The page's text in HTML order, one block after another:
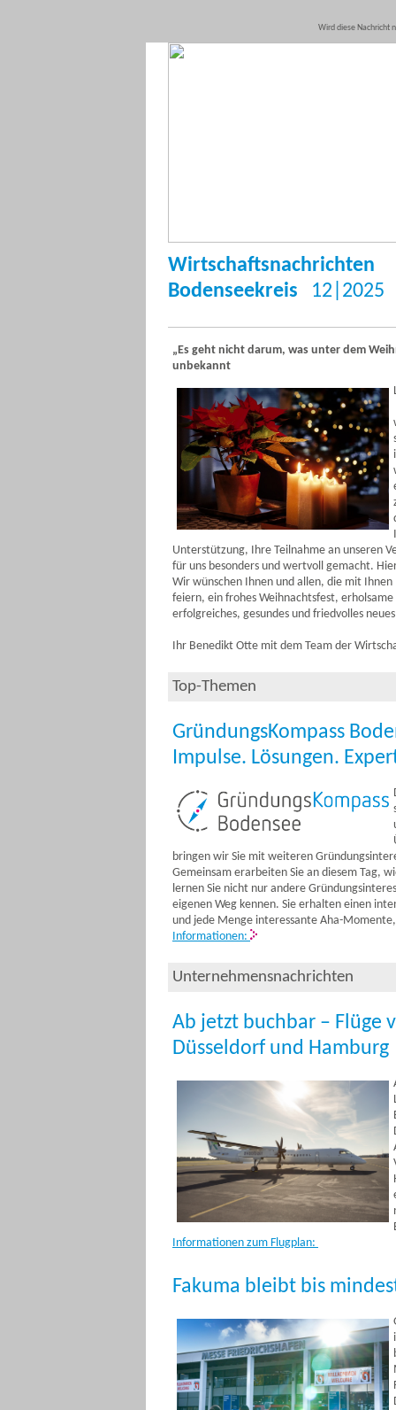
Wird diese Nachricht
Wirtschaftsnachrichten
Bodenseekreis 12|2025
„Es geht nicht darum, was unter dem
unbekannt
Unterstützung, Ihre Teilnahme an unseren
für uns besonders und wertvoll gemacht.
Wir wünschen Ihnen und allen, die mit
feiern, ein frohes Weihnachtsfest,
erfolgreiches, gesundes und friedvolles
Ihr Benedikt Otte mit dem Team der
Top-Themen
GründungsKompass
Impulse. Lösungen.
bringen wir Sie mit weiteren
Gemeinsam erarbeiten Sie an diesem Tag,
lernen Sie nicht nur andere
eigenen Weg kennen. Sie erhalten einen
und jede Menge interessante Aha-
Informationen:
Unternehmensnachrichten
Ab jetzt buchbar – Flüge
Düsseldorf und Hamburg
Informationen zum Flugplan:
Fakuma bleibt bis